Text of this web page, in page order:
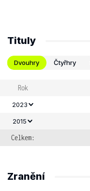
Tituly
Dvouhry Čtyřhry
Rok
2023
2015
Celkem:
Zranění